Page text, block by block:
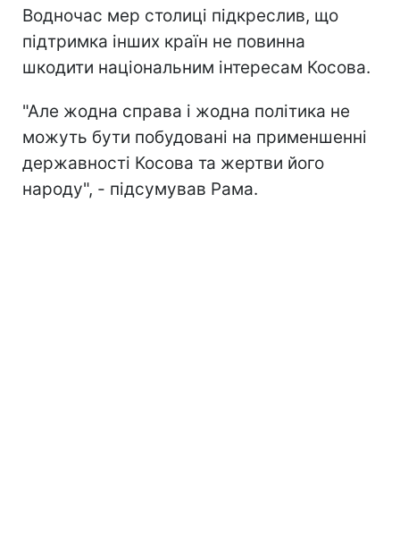
Водночас мер столиці підкреслив, що
підтримка інших країн не повинна
шкодити національним інтересам Косова.
"Але жодна справа і жодна політика не
можуть бути побудовані на применшенні
державності Косова та жертви його
народу", - підсумував Рама.